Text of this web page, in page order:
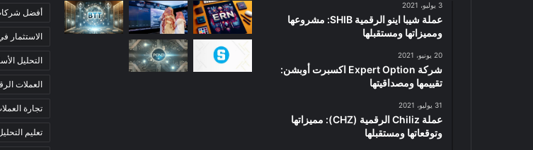
3 يوليو، 2021
عملة شيبا اينو الرقمية SHIB: مشروعها
ومميزاتها ومستقبلها
20 يونيو، 2021
شركة Expert Option اكسبرت أوبشن:
تقييمها ومصداقيتها
31 يوليو، 2021
عملة Chiliz الرقمية (CHZ): مميزاتها
وتوقعاتها ومستقبلها
أفضل
الاستثمار
التحليل
العملات
تجارة
تعليم